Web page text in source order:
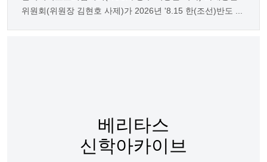
위원회(위원장 김현호 사제)가 2026년 '8.15 한(조선)반도 ...
베리타스
신학아카이브